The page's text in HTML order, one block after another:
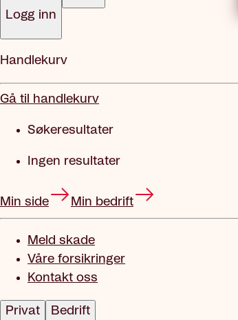
Logg inn
Handlekurv
Gå til handlekurv
Søkeresultater
Ingen resultater
Min side Min bedrift
Meld skade
Våre forsikringer
Kontakt oss
Privat Bedrift